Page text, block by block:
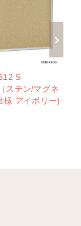
S
ステン/マグネ
様 アイボリー)